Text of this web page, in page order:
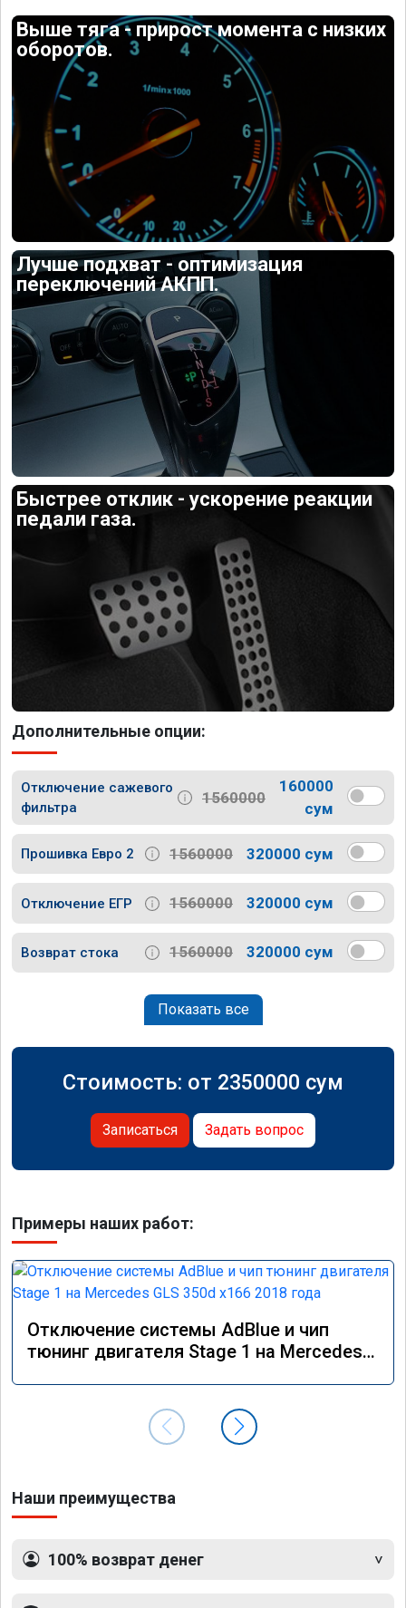
Выше тяга - прирост момента с низких
оборотов.
Лучше подхват - оптимизация
переключений АКПП.
Быстрее отклик - ускорение реакции
педали газа.
Дополнительные опции:
Отключение сажевого
фильтра
1560000
160000
сум
Прошивка Евро 2 1560000 320000 сум
Отключение ЕГР 1560000 320000 сум
Возврат стока 1560000 320000 сум
Показать все
Стоимость: от 2350000 сум
Записаться Задать вопрос
Примеры наших работ:
Отключение системы AdBlue и чип
тюнинг двигателя Stage 1 на Mercedes
Наши преимущества
100% возврат денег